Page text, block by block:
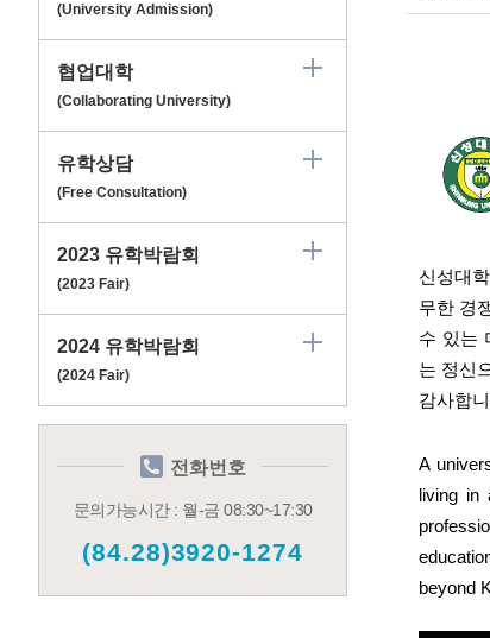
(University Admission)
협업대학
(Collaborating University)
유학상담
(Free Consultation)
2023 유학박람회
(2023 Fair)
2024 유학박람회
(2024 Fair)
전화번호
문의가능시간 : 월-금 08:30~17:30
(84.28)3920-1274
신성대
무한 경
수 있는
는 정신
감사합
A
living in
beyond